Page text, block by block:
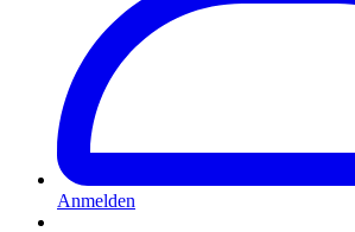
Anmelden